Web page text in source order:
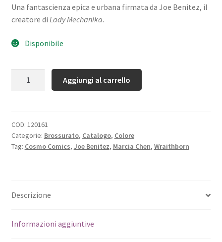
Una fantascienza epica e urbana firmata da Joe Benitez, il
creatore di Lady Mechanika.
Disponibile
Aggiungi al carrello
COD: 120161
Categorie: Brossurato, Catalogo, Colore
Tag: Cosmo Comics, Joe Benitez, Marcia Chen, Wraithborn
Descrizione
Informazioni aggiuntive